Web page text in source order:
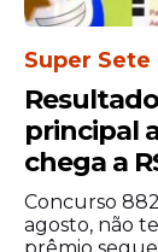
Super Sete
principal
chega a
Concurso
agosto, não